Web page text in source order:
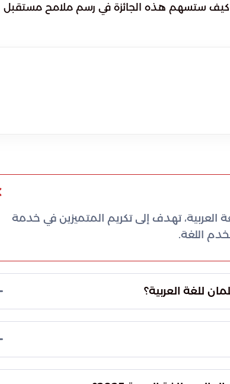
كيف ستسهم هذه الجائزة في رسم ملامح مستقبل
تهدف إلى تكريم المتميزين في خدمة
اللغة.
للغة العربية؟